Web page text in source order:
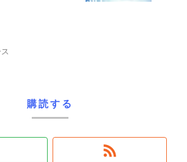
購読する